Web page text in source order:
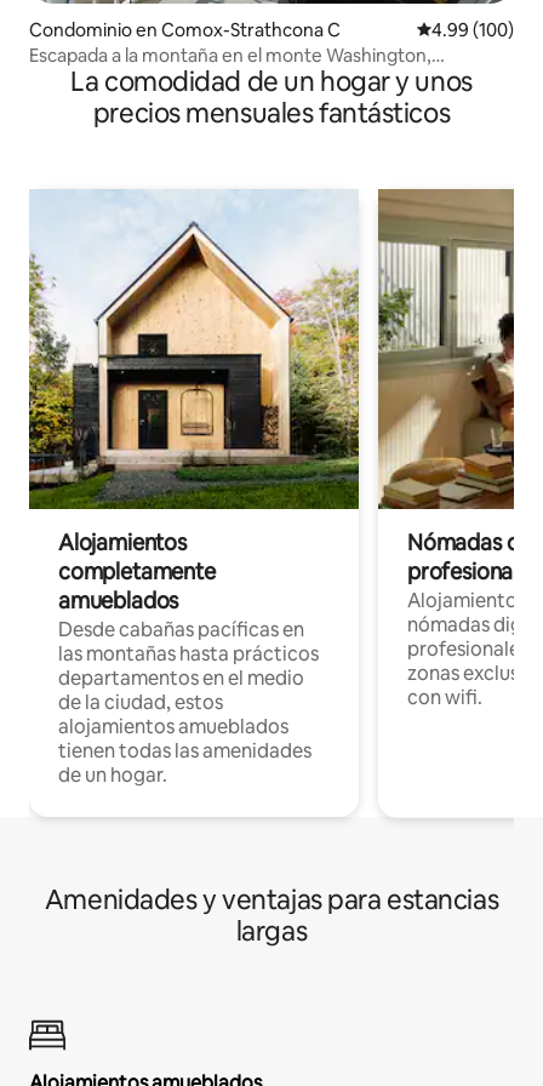
Condominio en Comox-Strathcona C Calificación
4.99 (100)
Escapada a la montaña en el monte Washington,
Columbia Británica
La comodidad de un hogar y unos
precios mensuales fantásticos
Alojamientos
completamente
amueblados
Desde cabañas pacíficas en
las montañas hasta prácticos
departamentos en el medio
de la ciudad, estos
alojamientos amueblados
tienen todas las amenidades
de un hogar.
Nómadas
Alojamientos
nómadas
profesionales
zonas
con wifi.
Amenidades y ventajas para estancias
largas